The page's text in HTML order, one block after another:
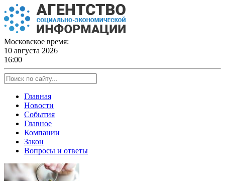
Skip
to
content
Московское время:
10 августа 2026
16:00
Главная
Новости
События
Главное
Компании
Закон
Вопросы и ответы